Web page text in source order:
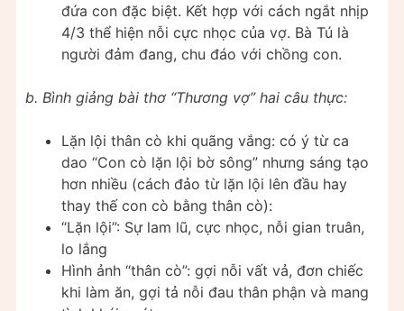
đứa con đặc biệt. Kết hợp với cách ngắt nhịp
4/3 thể hiện nỗi cực nhọc của vợ. Bà Tú là
người đảm đang, chu đáo với chồng con.
b. Bình giảng bài thơ “Thương vợ” hai câu thực:
Lặn lội thân cò khi quãng vắng: có ý từ ca
dao “Con cò lặn lội bờ sông” nhưng sáng tạo
hơn nhiều (cách đảo từ lặn lội lên đầu hay
thay thế con cò bằng thân cò):
“Lặn lội”: Sự lam lũ, cực nhọc, nỗi gian truân,
lo lắng
Hình ảnh “thân cò”: gợi nỗi vất vả, đơn chiếc
khi làm ăn, gợi tả nỗi đau thân phận và mang